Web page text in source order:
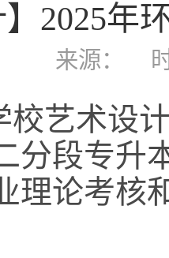
】2025
来源：
校艺术设
分段专升
理论考核